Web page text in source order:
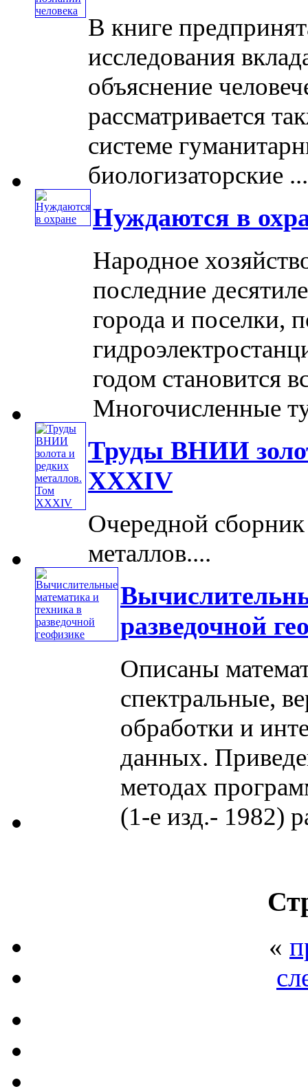
В книге
исследования
объяснение
рассматривается
системе
биологизаторские
Нуждаются в
Народное
последние
города и поселки,
годом становится
Многочисленные
Труды ВНИИ
XXXIV
Очередной
металлов....
разведочной
Описаны
спектральные,
обработки и
данных.
методах
(1-е изд.- 1982)
«